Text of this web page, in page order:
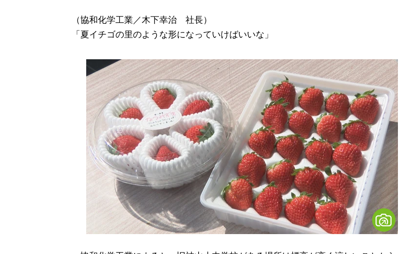
（協和化学工業／木下幸治 社長）
「夏イチゴの里のような形になっていけばいいな」